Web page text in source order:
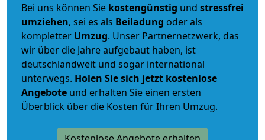
Bei uns können Sie kostengünstig und stressfrei
umziehen, sei es als Beiladung oder als
kompletter Umzug. Unser Partnernetzwerk, das
wir über die Jahre aufgebaut haben, ist
deutschlandweit und sogar international
unterwegs. Holen Sie sich jetzt kostenlose
Angebote und erhalten Sie einen ersten
Überblick über die Kosten für Ihren Umzug.